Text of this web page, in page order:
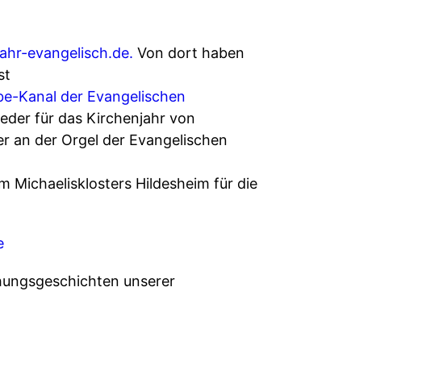
evangelisch.de. Von dort haben
Kanal der Evangelischen
für das Kirchenjahr von
an der Orgel der Evangelischen
Michaelisklosters Hildesheim für die
unserer